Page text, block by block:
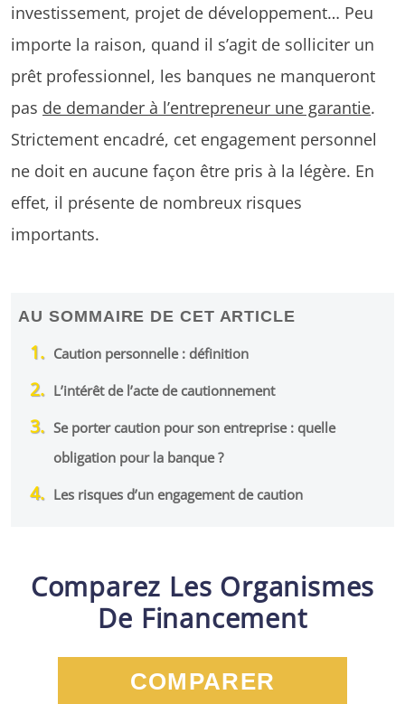
investissement, projet de développement… Peu
importe la raison, quand il s’agit de solliciter un
prêt professionnel, les banques ne manqueront
pas de demander à l’entrepreneur une garantie.
Strictement encadré, cet engagement personnel
ne doit en aucune façon être pris à la légère. En
effet, il présente de nombreux risques
importants.
AU SOMMAIRE DE CET ARTICLE
Caution personnelle : définition
L’intérêt de l’acte de cautionnement
Se porter caution pour son entreprise : quelle
obligation pour la banque ?
Les risques d’un engagement de caution
Comparez Les Organismes
De Financement
COMPARER